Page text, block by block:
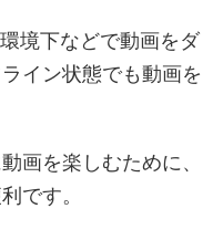
境下などで動画をダ
イン状態でも動画を
画を楽しむために、
です。